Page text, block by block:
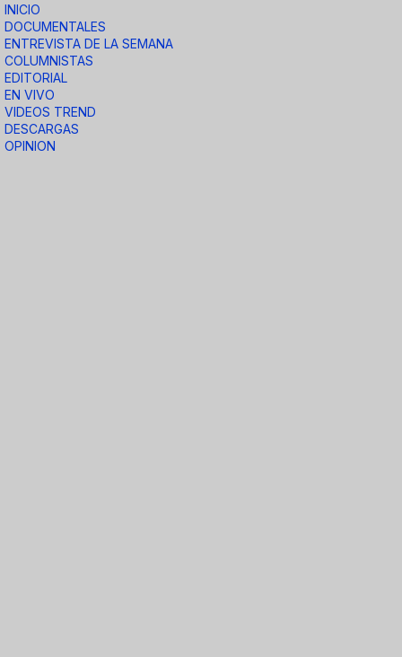
INICIO
DOCUMENTALES
ENTREVISTA DE LA SEMANA
COLUMNISTAS
EDITORIAL
EN VIVO
VIDEOS TREND
DESCARGAS
OPINION